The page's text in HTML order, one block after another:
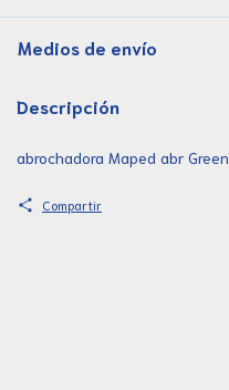
Medios de envío
Descripción
abrochadora Maped abr
Compartir